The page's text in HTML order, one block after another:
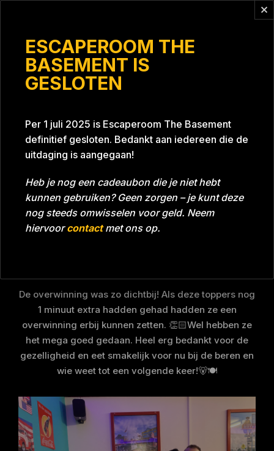
ESCAPEROOM THE
BASEMENT IS
GESLOTEN
Per 1 juli 2025 is Escaperoom The Basement
definitief gesloten. Bedankt aan iedereen die de
uitdaging is aangegaan!
Heb je nog een cadeaubon die je niet hebt
kunnen gebruiken? Geen zorgen – je kunt deze
nog steeds omwisselen voor geld. Neem
hiervoorcontactmet ons op.
Tijd Bijna gehaald Datum 03-01-2025
Room Grill With A Thrill
De overwinning was zo dichtbij! Als deze toppers nog
1 minuut extra hadden gehad hadden ze een
overwinning erbij kunnen zetten. 👏🏻Wel hebben ze
het mega goed gedaan. Heel erg bedankt voor de
gezelligheid en eet smakelijk voor nu bij de beren en
wie weet tot een volgende keer!🐻🍽️